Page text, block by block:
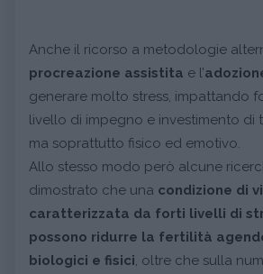
Anche il ricorso a metodologie
procreazione assistita e l’
generare molto stress, impattando
livello di impegno e investimento di
ma soprattutto fisico ed emotivo.
Allo stesso modo però alcune
dimostrato che una condizione di
caratterizzata da forti livelli di
possono ridurre la fertilità
biologici e fisici , oltre che sulla